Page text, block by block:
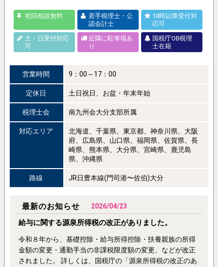
初回相談無料
若手税理士・公
認会計士
18時以降受付対
応可
土・日受付対応
可
近隣に駐車場あ
り
国税庁OB税理
士在籍
営業時間 9：00～17：00
定休日 土日祝日、お盆・年末年始
税理士会 南九州会大分支部所属
対応エリア
北海道、千葉県、東京都、神奈川県、大阪
府、広島県、山口県、福岡県、佐賀県、長
崎県、熊本県、大分県、宮崎県、鹿児島
県、沖縄県
路線 JR日豊本線(門司港〜佐伯)大分
最新のお知らせ 2026/04/23
給与に関する源泉所得税の改正がありました。
令和８年から、基礎控除・給与所得控除・扶養親族の所得
金額の変更・通勤手当の非課税限度額の変更、などが改正
されました。 詳しくは、国税庁の「源泉所得税の改正のあ